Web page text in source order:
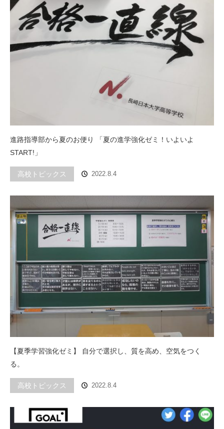
進路指導部から夏のお便り 「夏の進学強化ゼミ！いよいよ
START!」
高校トピックス 2022.8.4
【夏季学習強化ゼミ】 自分で選択し、質を高め、空気をつく
る。
高校トピックス 2022.8.4